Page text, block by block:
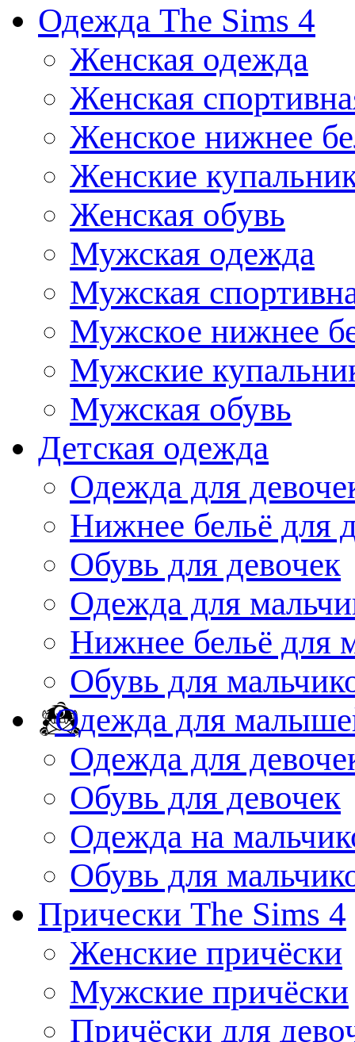
Одежда The Sims 4
Женская одежда
Женская
Женское нижнее
Женские
Женская обувь
Мужская одежда
Мужская
Мужское нижнее
Мужские
Мужская обувь
Детская одежда
Одежда для
Нижнее бельё для
Обувь для девочек
Одежда для
Нижнее бельё для
Обувь для
Одежда для
Одежда для
Обувь для девочек
Одежда на
Обувь для
Прически The Sims 4
Женские причёски
Мужские причёски
Причёски для